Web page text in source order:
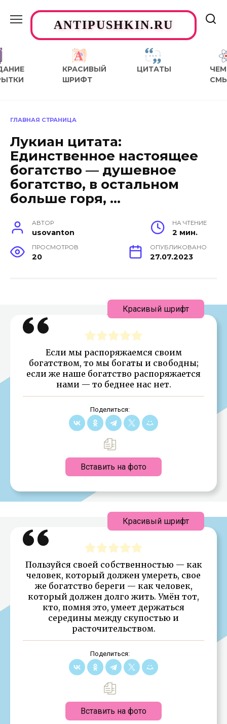
содержаниюANTIPUSHKIN.RU
КРАСИВЫЙ
ШРИФТ
ЦИТАТЫ
ЧЕМ
ГЛАВНАЯ СТРАНИЦА
Лукиан цитата:
Единственное настоящее
богатство — душевное
богатство, в остальном
больше горя, …
АВТОР
usovanton
НА ЧТЕНИЕ
2 мин.
ПРОСМОТРОВ
20
ОПУБЛИКОВАНО
27.07.2023
Если мы распоряжаемся своим
богатством, то мы богаты и свободны;
если же наше богатство распоряжается
нами — то беднее нас нет.
Поделиться:
Вставить на фото
Красивый шрифт
Пользуйся своей собственностью — как
человек, который должен умереть, свое
же богатство береги — как человек,
который должен долго жить. Умён тот,
кто, помня это, умеет держаться
середины между скупостью и
расточительством.
Поделиться:
Вставить на фото
Красивый шрифт